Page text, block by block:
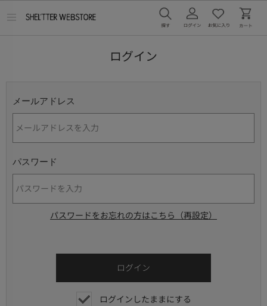
ログイン
メールアドレス
パスワード
パスワードをお忘れの方はこちら（再設定）
ログインしたままにする